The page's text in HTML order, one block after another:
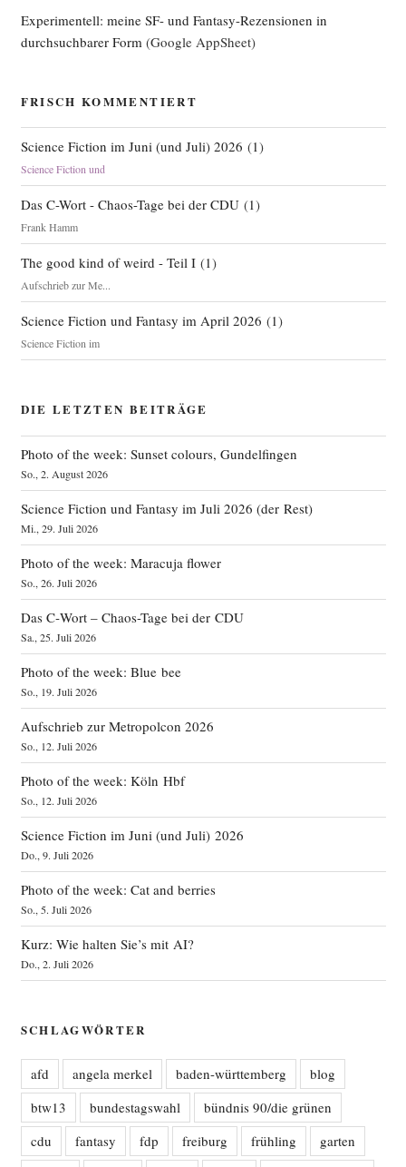
Experimentell: meine SF- und Fantasy-Rezensionen in
durchsuchbarer Form (Google AppSheet)
FRISCH KOMMENTIERT
Science Fiction im Juni (und Juli) 2026 (1)
Science Fiction und
Das C-Wort - Chaos-Tage bei der CDU(1)
Frank Hamm
The good kind of weird - Teil I(1)
Aufschrieb zur Me...
Science Fiction und Fantasy im April 2026 (1)
Science Fiction im
DIE LETZTEN BEITRÄGE
Photo of the week: Sunset colours, Gundelfingen
So., 2. August 2026
Science Fiction und Fantasy im Juli 2026 (der Rest)
Mi., 29. Juli 2026
Photo of the week: Maracuja flower
So., 26. Juli 2026
Das C‑Wort – Chaos-Tage bei der CDU
Sa., 25. Juli 2026
Photo of the week: Blue bee
So., 19. Juli 2026
Aufschrieb zur Metropolcon 2026
So., 12. Juli 2026
Photo of the week: Köln Hbf
So., 12. Juli 2026
Science Fiction im Juni (und Juli) 2026
Do., 9. Juli 2026
Photo of the week: Cat and berries
So., 5. Juli 2026
Kurz: Wie halten Sie’s mit AI?
Do., 2. Juli 2026
SCHLAGWÖRTER
afd angela merkel baden-württemberg
blog
btw13
bundestagswahl
bündnis 90/die grünen
cdu
fantasy fdp freiburg frühling
garten